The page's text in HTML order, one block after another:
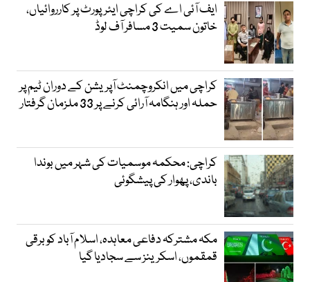
ایف آئی اے کی کراچی ایئرپورٹ پر کارروائیاں،
خاتون سمیت 3 مسافر آف لوڈ
کراچی میں انکروچمنٹ آپریشن کے دوران ٹیم پر
حملہ اور ہنگامہ آرائی کرنے پر 33 ملزمان گرفتار
کراچی: محکمہ موسمیات کی شہر میں بوندا
باندی، پھوار کی پیشگوئی
مکہ مشترکہ دفاعی معاہدہ، اسلام آباد کو برقی
قمقموں، اسکرینز سے سجادیا گیا